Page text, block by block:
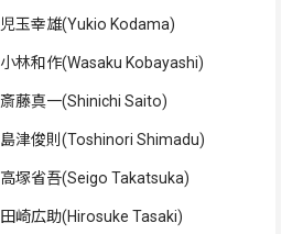
児玉幸雄(Yukio Kodama)
小林和作(Wasaku Kobayashi)
斎藤真一(Shinichi Saito)
島津俊則(Toshinori Shimadu)
高塚省吾(Seigo Takatsuka)
田崎広助(Hirosuke Tasaki)